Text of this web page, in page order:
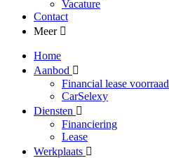
Vacature
Contact
Meer
Home
Aanbod
Financial lease voorraad
CarSelexy
Diensten
Financiering
Lease
Werkplaats